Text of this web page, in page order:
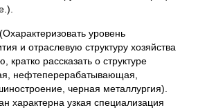
уровень
и отраслевую структуру хозяйства
кратко рассказать о структуре
нефтеперерабатывающая,
черная металлургия).
характерна узкая специализация